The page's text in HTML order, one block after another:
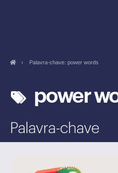
› Palavra-chave: power words
power
Palavra-chave